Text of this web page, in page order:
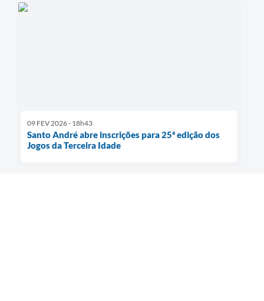
09 FEV 2026 - 18h43
Santo André abre inscrições para 25ª edição dos
Jogos da Terceira Idade